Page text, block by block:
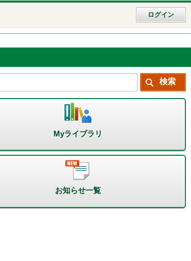
ログイン
Myライブラリ
お知らせ一覧